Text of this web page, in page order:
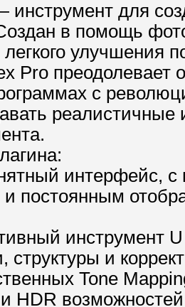
инструмент для
в помощь
улучшения
Pro преодолевает
с
интерфейс,
постоянным
инструмент
структуры и
Tone
HDR возможностей